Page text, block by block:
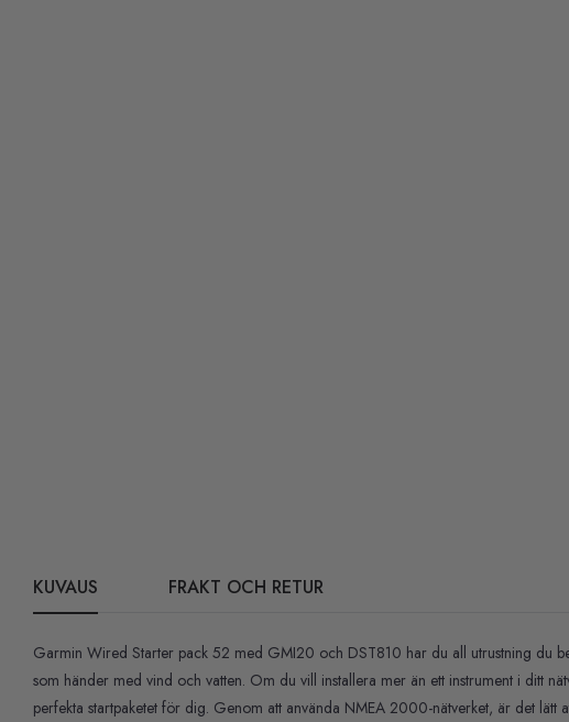
KUVAUS FRAKT OCH RETUR
Garmin Wired Starter pack 52 med GMI20 och DST810 har du all utrustning du
som händer med vind och vatten. Om du vill installera mer än ett instrument i ditt
perfekta startpaketet för dig. Genom att använda NMEA 2000-nätverket, är det lätt